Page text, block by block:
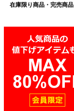
在庫限り商品・完売商品